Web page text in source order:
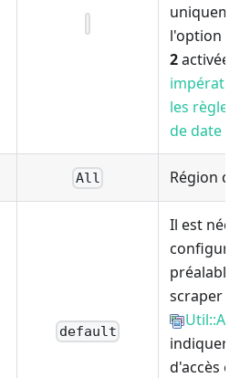
l'option
2activée.
impératif
les
de date
All Région
default
Il est
scraper
indiquer
d'accès